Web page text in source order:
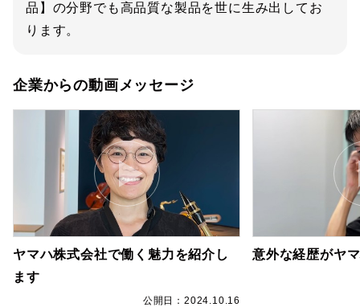
品】の分野でも高品質な製品を世に生み出してお
ります。
企業からの動画メッセージ
ヤマハ株式会社で働く魅力を紹介し
ます
公開日：2024.10.16
意外な経歴がヤ